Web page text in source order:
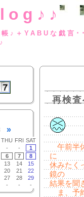
日記帳♪
»
THU FRI SAT
- -
1
6 7
8
13 14
15
20 21
22
27 28
29
- - -
再検
午前半
に
休みたく
鏡の
結果を聞
ま、予